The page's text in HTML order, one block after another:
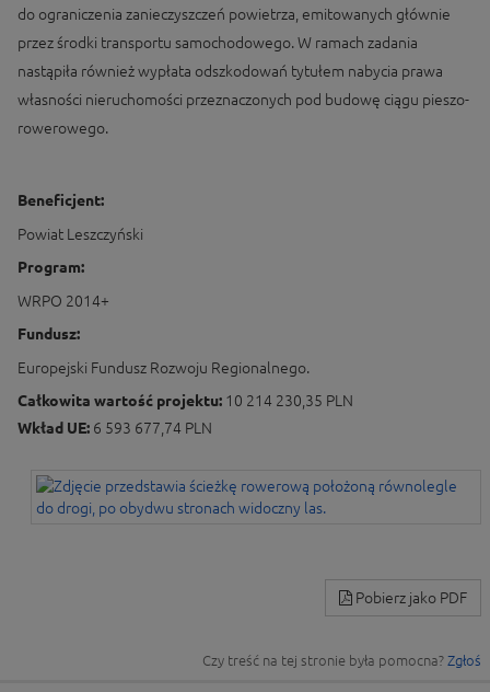
do ograniczenia zanieczyszczeń powietrza, emitowanych głównie
przez środki transportu samochodowego. W ramach zadania
nastąpiła również wypłata odszkodowań tytułem nabycia prawa
własności nieruchomości przeznaczonych pod budowę ciągu pieszo-
rowerowego.
Beneficjent:
Powiat Leszczyński
Program:
WRPO 2014+
Fundusz:
Europejski Fundusz Rozwoju Regionalnego.
Całkowita wartość projektu: 10 214 230,35 PLN
Wkład UE: 6 593 677,74 PLN
Pobierz jako PDF
Czy treść na tej stronie była pomocna? Zgłoś